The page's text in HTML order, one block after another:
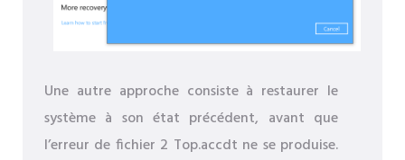
Une autre approche consiste à restaurer le
système à son état précédent, avant que
l’erreur de fichier 2 Top.accdt ne se produise.